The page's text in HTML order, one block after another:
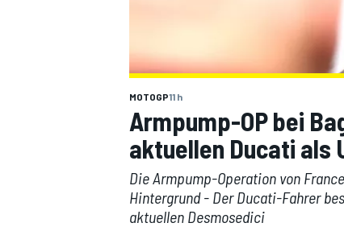
DTM
MOTOGP11 h
Armpump-OP bei
aktuellen Ducati als
Die Armpump-Operation von
Hintergrund - Der Ducati-Fahrer
aktuellen Desmosedici